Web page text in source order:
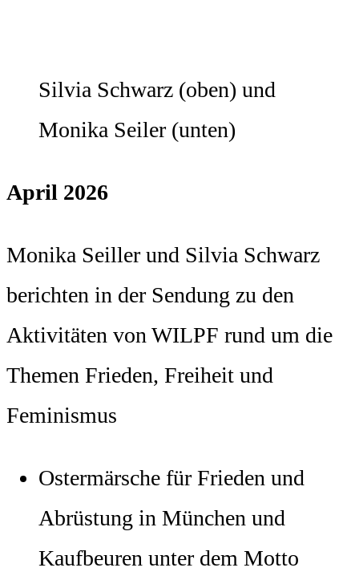
Silvia Schwarz (oben) und
Monika Seiler (unten)
April 2026
Monika Seiller und Silvia Schwarz
berichten in der Sendung zu den
Aktivitäten von WILPF rund um die
Themen Frieden, Freiheit und
Feminismus
Ostermärsche für Frieden und
Abrüstung in München und
Kaufbeuren unter dem Motto